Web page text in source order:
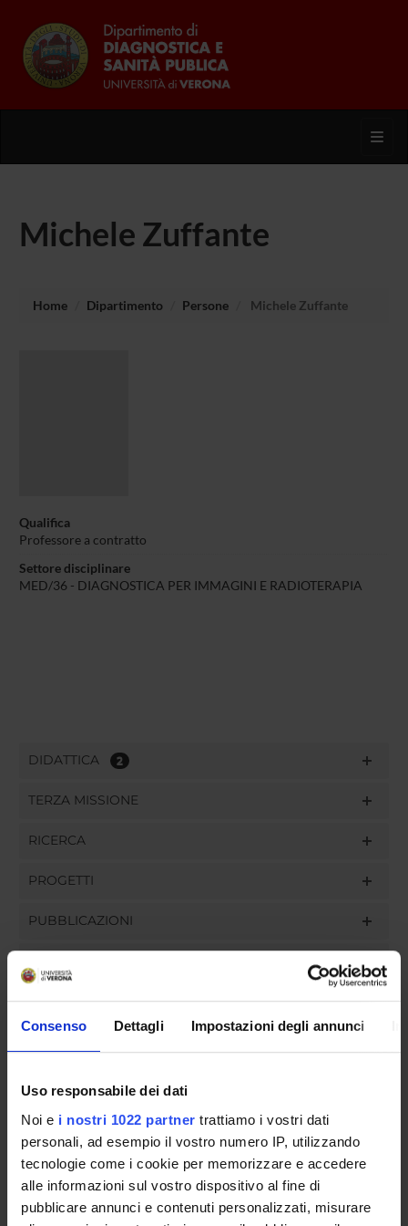
Consenso Dettagli Impostazioni degli annunci
Uso responsabile dei dati
Noi e i nostri 1022 partner trattiamo i vostri dati
personali, ad esempio il vostro numero IP, utilizzando
tecnologie come i cookie per memorizzare e accedere
alle informazioni sul vostro dispositivo al fine di
pubblicare annunci e contenuti personalizzati, misurare
Michele Zuffante
Home Dipartimento Persone Michele Zuffante
Qualifica
Professore a contratto
Settore disciplinare
MED/36 - DIAGNOSTICA PER IMMAGINI E RADIOTERAPIA
DIDATTICA 2
TERZA MISSIONE
RICERCA
PROGETTI
PUBBLICAZIONI
GOVERNANCE
COMMISSIONI
UFFICI E STRUTTURE DI SERVIZIO
SERVIZI DI SEGRETERIA STUDENTI